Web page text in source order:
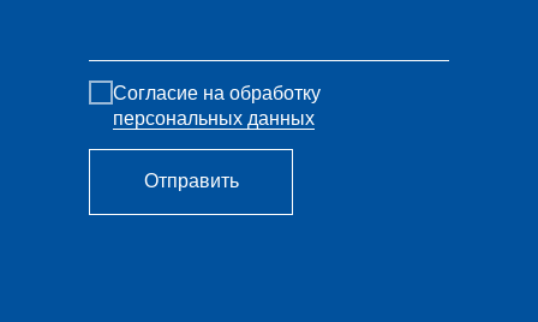
Согласие на обработку
персональных данных
Отправить